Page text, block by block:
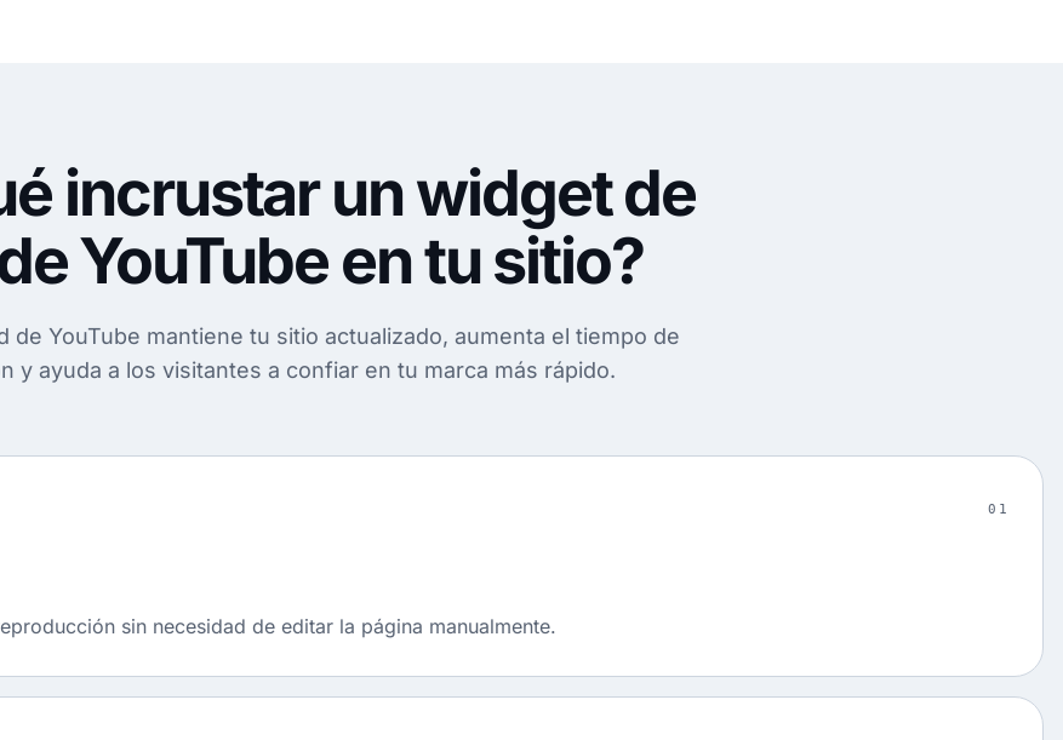
incrustar un widget de
YouTube en tu sitio?
de YouTube mantiene tu sitio actualizado, aumenta el tiempo de
y ayuda a los visitantes a confiar en tu marca más rápido.
01
sin necesidad de editar la página manualmente.